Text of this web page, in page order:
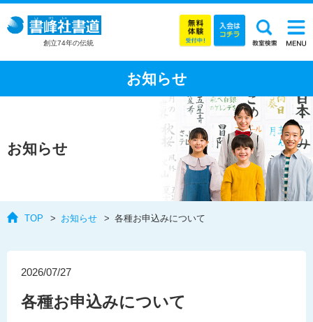
創立74年の伝統
お知らせ
お知らせ
TOP お知らせ 各種お申込みについて
2026/07/27
各種お申込みについて